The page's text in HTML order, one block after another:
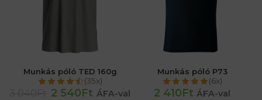
Munkás póló TED 160g
(35x)
2 540Ft ÁFA-val
Munkás póló P73
(6x)
2 410Ft ÁFA-val